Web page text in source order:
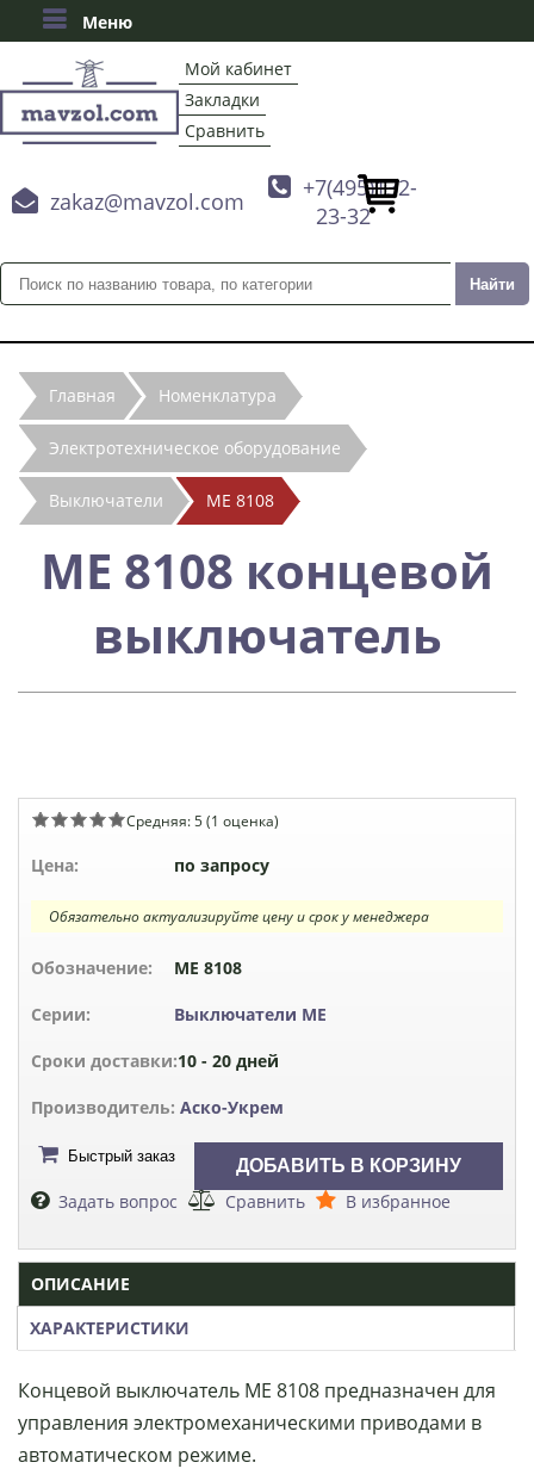
Меню
Мой кабинет
Закладки
Сравнить
 zakaz@mavzol.com
 +7(495)132-
23-32
Главная Номенклатура
Электротехническое оборудование
Выключатели МЕ 8108
МЕ 8108 концевой
выключатель
Средняя:5(1 оценка)
Цена: по запросу
Обязательно актуализируйте цену и срок у менеджера
Обозначение: МЕ 8108
Серии: Выключатели МЕ
Сроки доставки:10 - 20 дней
Производитель: Аско-Укрем
Быстрый заказ
Задать вопрос Сравнить В избранное
ОПИСАНИЕ
ХАРАКТЕРИСТИКИ
Концевой выключатель МЕ 8108 предназначен для
управления электромеханическими приводами в
автоматическом режиме.